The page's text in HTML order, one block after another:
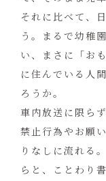
それに比べて、
う。まるで幼稚
い、まさに「お
に住んでいる人
ろうか。
車内放送に限ら
禁止行為やお願
りなしに流れる
らと、ことわり